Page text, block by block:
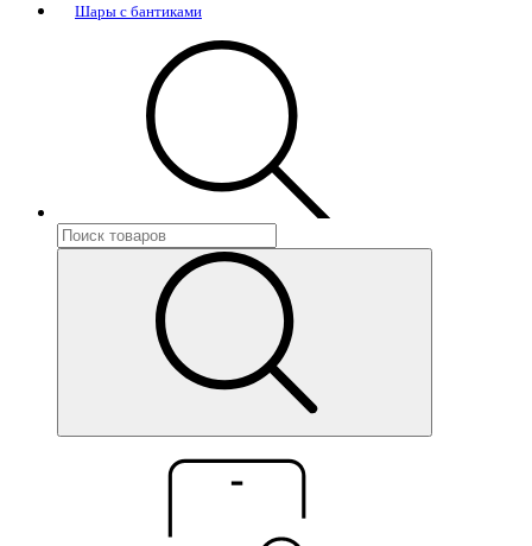
Шары с бантиками